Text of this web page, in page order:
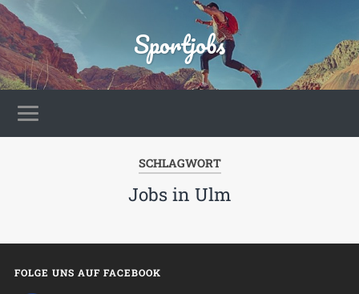
Sportjobs
SCHLAGWORT
Jobs in Ulm
FOLGE UNS AUF FACEBOOK